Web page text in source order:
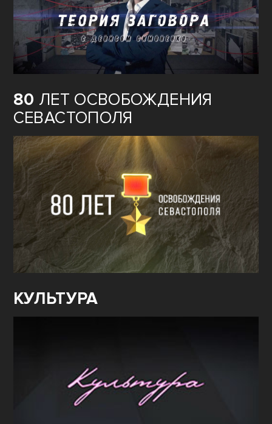
80 ЛЕТ ОСВОБОЖДЕНИЯ
СЕВАСТОПОЛЯ
КУЛЬТУРА